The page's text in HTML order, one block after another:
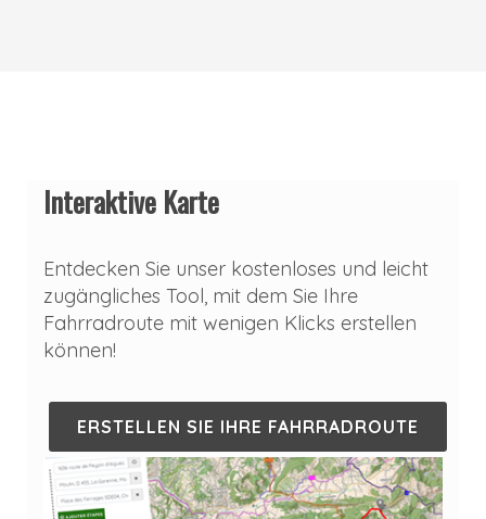
Interaktive Karte
Entdecken Sie unser kostenloses und leicht
zugängliches Tool, mit dem Sie Ihre
Fahrradroute mit wenigen Klicks erstellen
können!
ERSTELLEN SIE IHRE FAHRRADROUTE